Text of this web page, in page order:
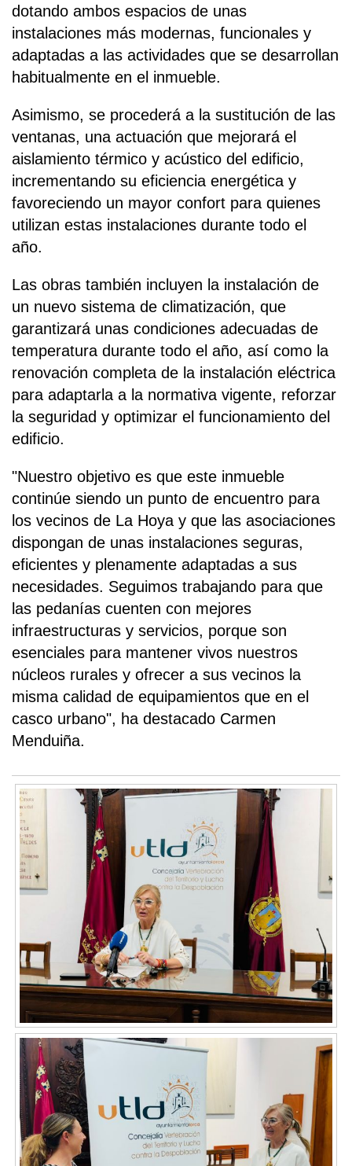
dotando ambos espacios de unas
instalaciones más modernas, funcionales y
adaptadas a las actividades que se desarrollan
habitualmente en el inmueble.
Asimismo, se procederá a la sustitución de las
ventanas, una actuación que mejorará el
aislamiento térmico y acústico del edificio,
incrementando su eficiencia energética y
favoreciendo un mayor confort para quienes
utilizan estas instalaciones durante todo el
año.
Las obras también incluyen la instalación de
un nuevo sistema de climatización, que
garantizará unas condiciones adecuadas de
temperatura durante todo el año, así como la
renovación completa de la instalación eléctrica
para adaptarla a la normativa vigente, reforzar
la seguridad y optimizar el funcionamiento del
edificio.
"Nuestro objetivo es que este inmueble
continúe siendo un punto de encuentro para
los vecinos de La Hoya y que las asociaciones
dispongan de unas instalaciones seguras,
eficientes y plenamente adaptadas a sus
necesidades. Seguimos trabajando para que
las pedanías cuenten con mejores
infraestructuras y servicios, porque son
esenciales para mantener vivos nuestros
núcleos rurales y ofrecer a sus vecinos la
misma calidad de equipamientos que en el
casco urbano", ha destacado Carmen
Menduiña.